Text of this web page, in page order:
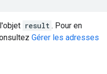
result . Pour en
Gérer les adresses